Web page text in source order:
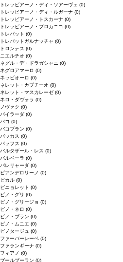
トレッビアーノ・ディ・ソアーヴェ (0)
トレッビアーノ・ディ・ルガーナ (0)
トレッビアーノ・トスカーナ (0)
トレッビアーノ・プロカニコ (0)
トレパット (0)
トレパットガルナッチャ (0)
トロンテス (0)
ニエルチオ (0)
ネグル・デ・ドラガシャニ (0)
ネグロアマーロ (0)
ネッビオーロ (0)
ネレット・カプチーオ (0)
ネレット・マスカレーゼ (0)
ネロ・ダヴォラ (0)
ノヴァク (0)
バイラーダ (0)
バコ (0)
バコブラン (0)
バッカス (0)
バッフス (0)
バルタザール・レス (0)
バルベーラ (0)
パレリャーダ (0)
ピアンデロリーノ (0)
ビカル (0)
ピニョレット (0)
ピノ・グリ (0)
ピノ・グリージョ (0)
ピノ・ネロ (0)
ピノ・ブラン (0)
ピノ・ムニエ (0)
ピノタージュ (0)
ファーバーレーベ (0)
ファランギーナ (0)
フィアノ (0)
ブールブーラン (0)